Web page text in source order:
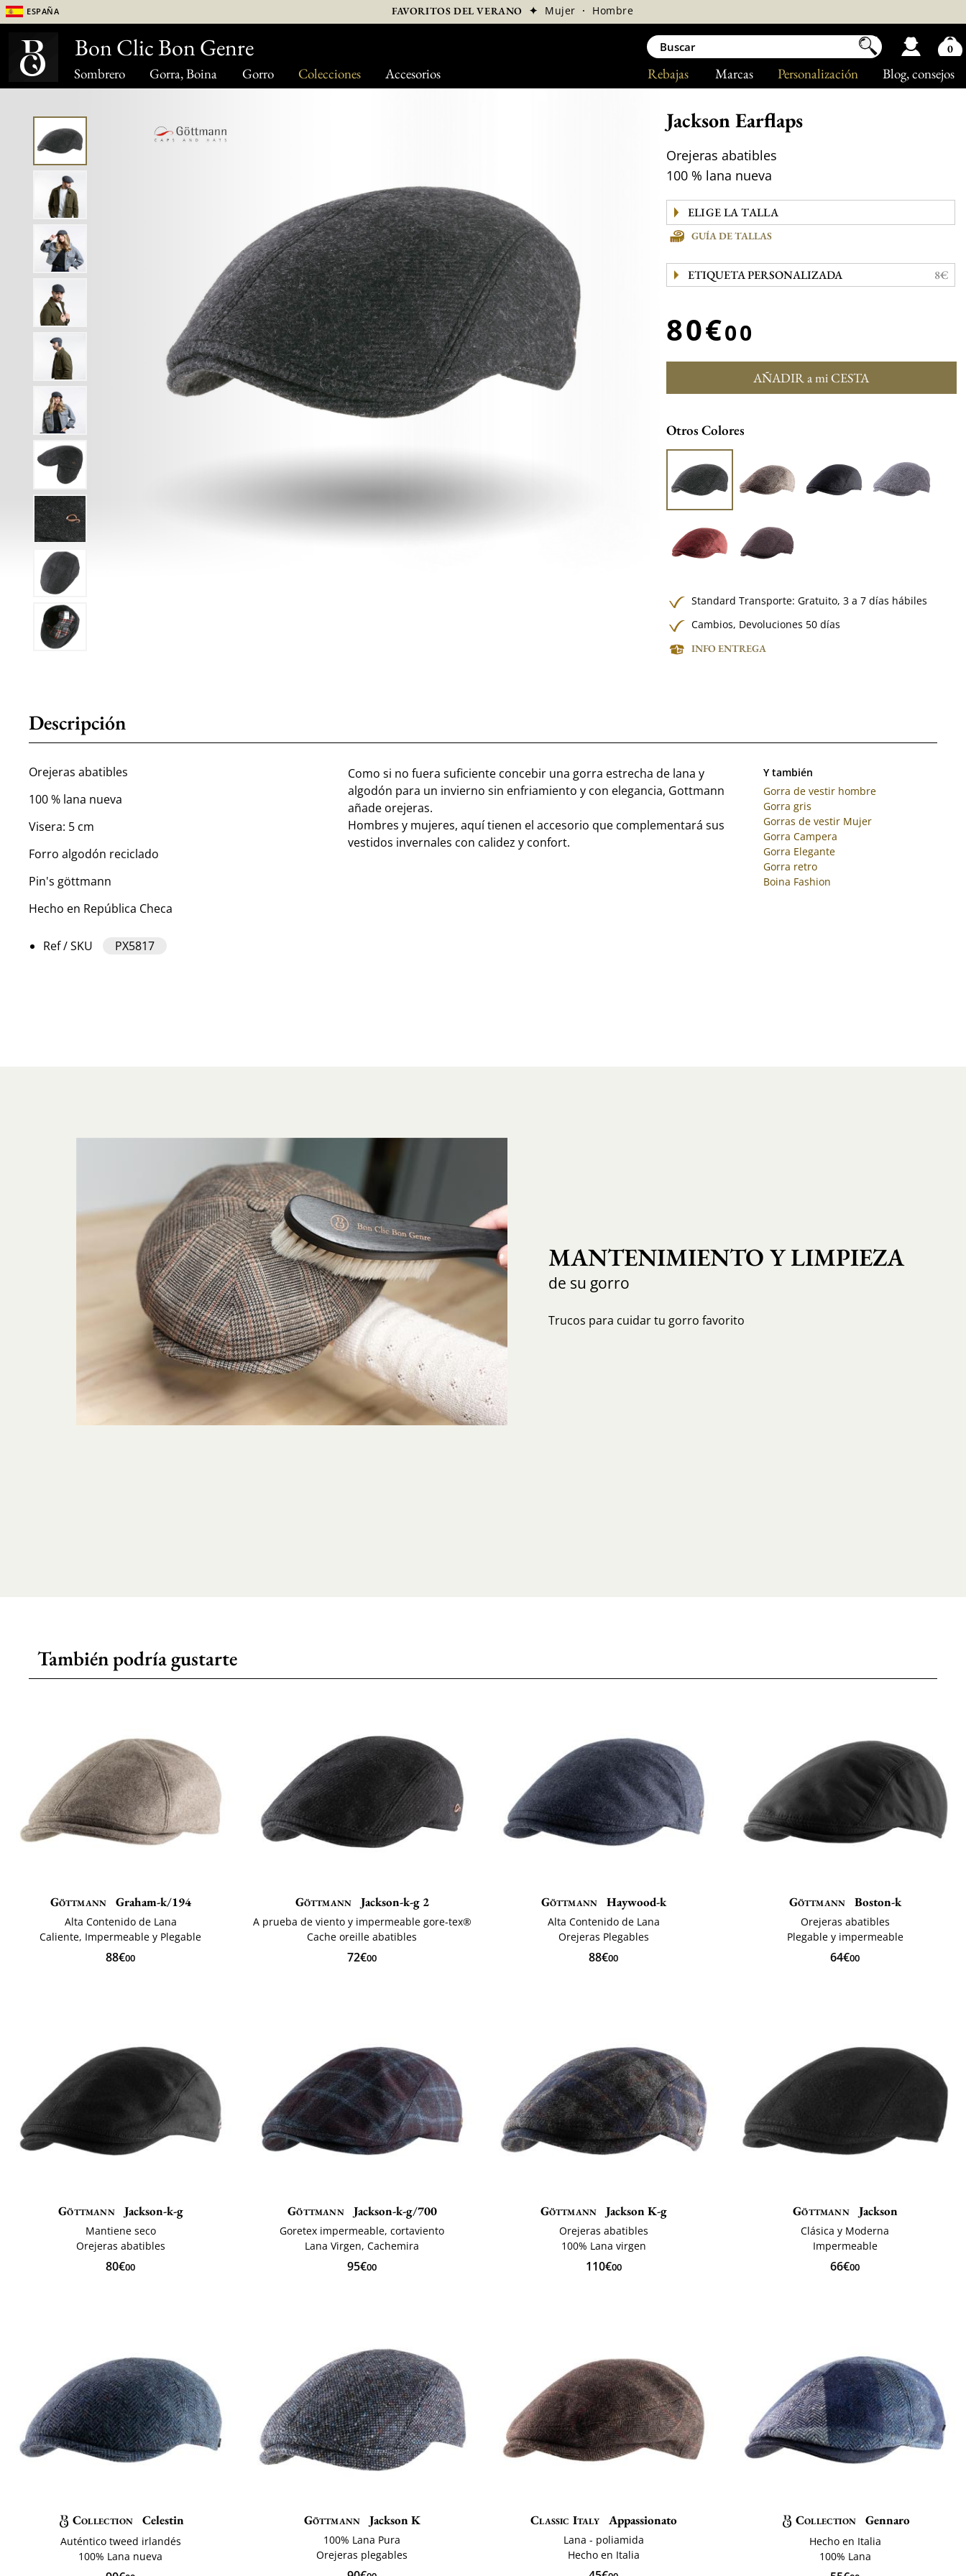
Sombrero Gorra, Boina Gorro Colecciones Accesorios Blog, consejos
Personalización
Marcas
Rebajas
España FAVORITOS DEL VERANO ✦ Mujer · Hombre
Jackson Earflaps
Orejeras abatibles
100 % lana nueva
GUÍA DE TALLAS
ETIQUETA PERSONALIZADA 8€
80€00
AÑADIR a mi CESTA
Otros Colores
Standard Transporte:Gratuito,3 a 7 días hábiles
Cambios, Devoluciones 50 días
INFO ENTREGA
Descripción
Orejeras abatibles
100 % lana nueva
Visera: 5 cm
Forro algodón reciclado
Pin's göttmann
Hecho en República Checa
Ref / SKU PX5817
Como si no fuera suficiente concebir una gorra estrecha de lana y
algodón para un invierno sin enfriamiento y con elegancia, Gottmann
añade orejeras.
Hombres y mujeres, aquí tienen el accesorio que complementará sus
vestidos invernales con calidez y confort.
Y también
Gorra de vestir hombre
Gorra gris
Gorras de vestir Mujer
Gorra Campera
Gorra Elegante
Gorra retro
Boina Fashion
MANTENIMIENTO Y LIMPIEZA
de su gorro
Trucos para cuidar tu gorro favorito
También podría gustarte
Göttmann Graham-k/194
Alta Contenido de Lana
Caliente, Impermeable y Plegable
88€00
Göttmann Jackson-k-g 2
A prueba de viento y impermeable gore-tex®
Cache oreille abatibles
72€00
Göttmann Haywood-k
Alta Contenido de Lana
Orejeras Plegables
88€00
Göttmann Boston-k
Orejeras abatibles
Plegable y impermeable
64€00
Göttmann Jackson-k-g
Mantiene seco
Orejeras abatibles
80€00
Göttmann Jackson-k-g/700
Goretex impermeable, cortaviento
Lana Virgen, Cachemira
95€00
Göttmann Jackson K-g
Orejeras abatibles
100% Lana virgen
110€00
Göttmann Jackson
Clásica y Moderna
Impermeable
66€00
Collection Celestin
Auténtico tweed irlandés
100% Lana nueva
Göttmann Jackson K
100% Lana Pura
Orejeras plegables
Classic Italy Appassionato
Lana - poliamida
Hecho en Italia
Collection Gennaro
Hecho en Italia
100% Lana
Bon Clic Bon Genre 0